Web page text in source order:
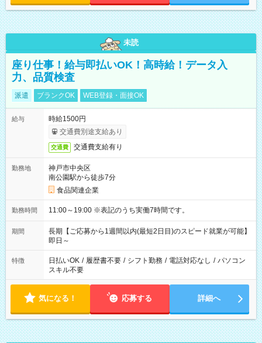
未読
座り仕事！給与即払いOK！高時給！データ入
力、品質検査
派遣 ブランクOK WEB登録・面接OK
給与
時給1500円
交通費別途支給あり
交通費 交通費支給有り
勤務地
神戸市中央区
南公園駅から徒歩7分
食品関連企業
勤務時間 11:00～19:00 ※表記のうち実働7時間です。
期間
長期【ご応募から1週間以内(最短2日目)のスピード就業が可能】
即日～
特徴 日払いOK / 履歴書不要 / シフト勤務 / 電話対応なし / パソコン
スキル不要
気になる！ 応募する 詳細へ